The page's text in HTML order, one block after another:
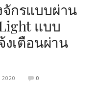
จักรแบบผ่าน
แบบ
งเตือนผ่าน
2020 0